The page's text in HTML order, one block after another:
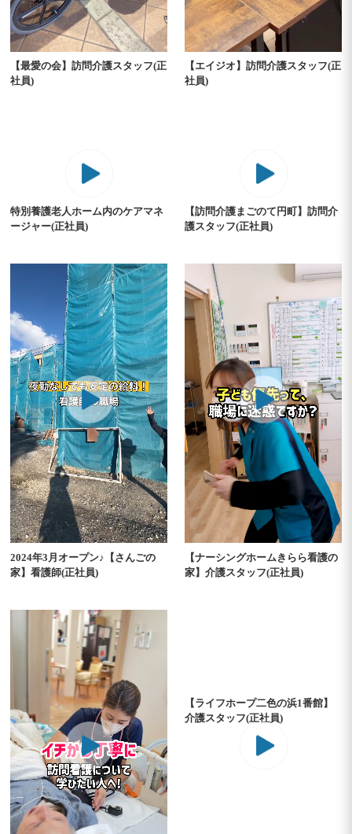
【最愛の会】訪問介護スタッフ(正
社員)
【エイジオ】訪問介護スタッフ(正
社員)
特別養護老人ホーム内のケアマネ
ージャー(正社員)
【訪問介護まごのて円町】訪問介
護スタッフ(正社員)
2024年3月オープン♪【さんごの
家】看護師(正社員)
【ナーシングホームきらら看護の
家】介護スタッフ(正社員)
【ライフホープ二色の浜1番館】
介護スタッフ(正社員)